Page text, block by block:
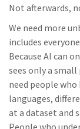
Not afterwards,
We need more
includes
Because AI can
sees only a
need people
languages,
at a dataset and
People who